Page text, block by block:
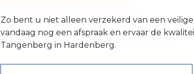
Zo bent u niet alleen verzekerd van een
vandaag nog een afspraak en ervaar de
Tangenberg in Hardenberg.